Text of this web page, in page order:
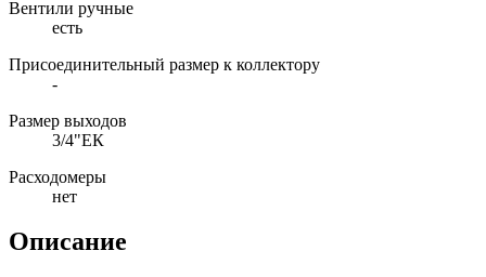
Вентили ручные
есть
Присоединительный размер к коллектору
-
Размер выходов
3/4"ЕК
Расходомеры
нет
Описание